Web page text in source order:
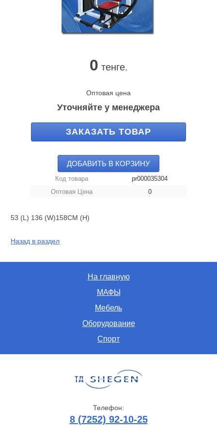
0 тенге.
Оптовая цена
Уточняйте у менеджера
ЗАКАЗАТЬ ТОВАР
ДОБАВИТЬ В КОРЗИНУ
Код товара
pr000035304
Оптовая Цена
0
53 (L) 136 (W)158CM (H)
Назад в раздел
На главную
МАФЫ
Мебель
Оборудование
Спорт
Телефон:
8 (7252) 92-10-25